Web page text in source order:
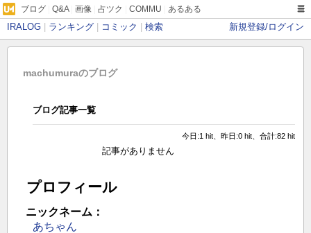
ブログ Q&A| 画像 占ツク COMMU あるある
IRALOG ランキング コミック 検索 新規登録/ログイン
machumuraのブログ
ブログ記事一覧
今日:1 hit、昨日:0 hit、合計:82 hit
記事がありません
プロフィール
ニックネーム：
あちゃん